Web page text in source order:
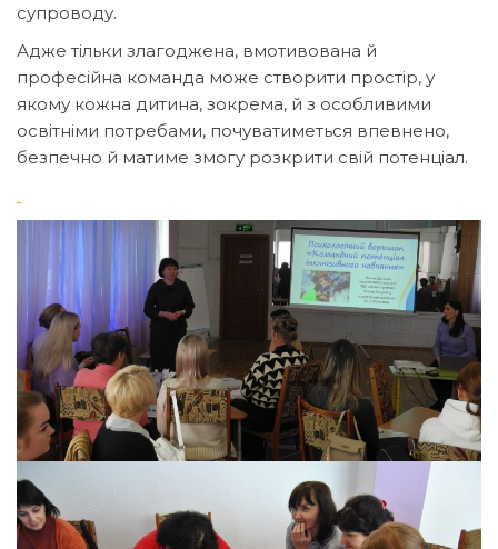
супроводу.
Адже тільки злагоджена, вмотивована й
професійна команда може створити простір, у
якому кожна дитина, зокрема, й з особливими
освітніми потребами, почуватиметься впевнено,
безпечно й матиме змогу розкрити свій потенціал.